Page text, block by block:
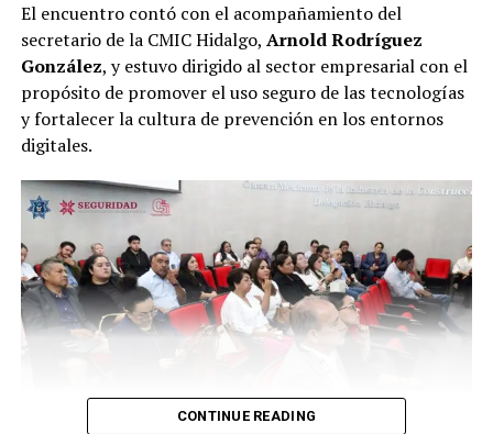
El encuentro contó con el acompañamiento del
secretario de la CMIC Hidalgo, Arnold Rodríguez
González, y estuvo dirigido al sector empresarial con el
propósito de promover el uso seguro de las tecnologías
y fortalecer la cultura de prevención en los entornos
digitales.
CONTINUE READING